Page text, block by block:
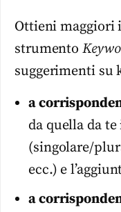
Ottieni maggiori
strumento
suggerimenti su
a
da quella da
(singolare/
ecc.) e
a